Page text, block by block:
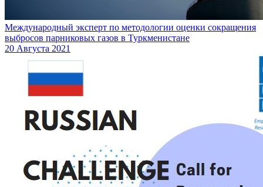
Международный эксперт по методологии оценки сокращения
выбросов парниковых газов в Туркменистане
20 Августа 2021